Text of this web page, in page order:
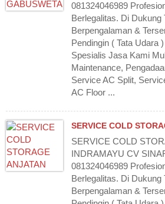
081324046989
Berlegalitas. Di Dukung
Berpengalaman &
Pendingin ( Tata Udara
Spesialis Jasa Kami
Maintenance,
Service AC Split,
AC Floor ...
SERVICE COLD
SERVICE COLD
INDRAMAYU CV
081324046989
Berlegalitas. Di Dukung
Berpengalaman &